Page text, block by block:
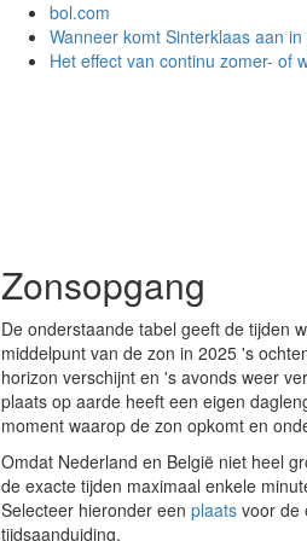
bol.com
Wanneer komt Sinterklaas aan
Het effect van continu zomer- of
Zonsopgang
De onderstaande tabel geeft de tijden
middelpunt van de zon in 2025 's
horizon verschijnt en 's avonds weer
plaats op aarde heeft een eigen
moment waarop de zon opkomt en
Omdat Nederland en België niet heel
de exacte tijden maximaal enkele
Selecteer hieronder een plaats voor de
tijdsaanduiding.